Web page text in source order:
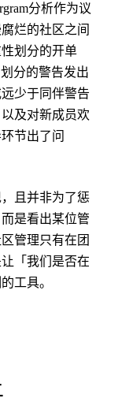
分析作为议
烂的社区之间
划分的开单
分的警告发出
少于同伴警告
及对新成员欢
节出了问
且并非为了惩
是看出某位管
管理只有在团
「我们是否在
工具。